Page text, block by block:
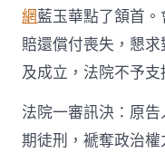
網藍玉華點了頷首
賠還償付喪失，懇
及成立，法院不予支
法院一審訊決：原
期徒刑，褫奪政治權